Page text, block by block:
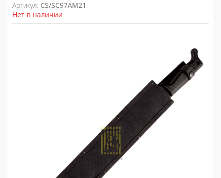
Артикул: CS/SC97AM21
Нет в наличии